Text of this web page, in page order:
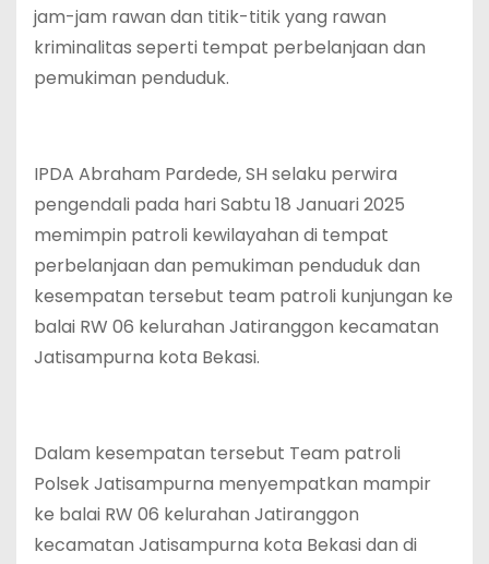
jam-jam rawan dan titik-titik yang rawan
kriminalitas seperti tempat perbelanjaan dan
pemukiman penduduk.
IPDA Abraham Pardede, SH selaku perwira
pengendali pada hari Sabtu 18 Januari 2025
memimpin patroli kewilayahan di tempat
perbelanjaan dan pemukiman penduduk dan
kesempatan tersebut team patroli kunjungan ke
balai RW 06 kelurahan Jatiranggon kecamatan
Jatisampurna kota Bekasi.
Dalam kesempatan tersebut Team patroli
Polsek Jatisampurna menyempatkan mampir
ke balai RW 06 kelurahan Jatiranggon
kecamatan Jatisampurna kota Bekasi dan di